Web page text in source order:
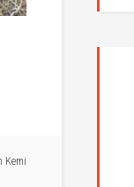
Kemi